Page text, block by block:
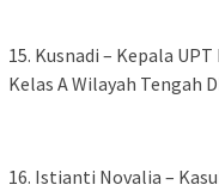
‎15. Kusnadi – Kepala
Kelas A Wilayah Tengah
‎16. Istianti Novalia –